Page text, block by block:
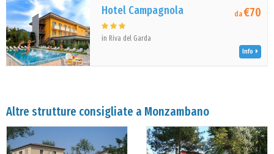
Hotel Campagnola
in Riva del Garda
da€70
Info
Altre strutture consigliate a Monzambano